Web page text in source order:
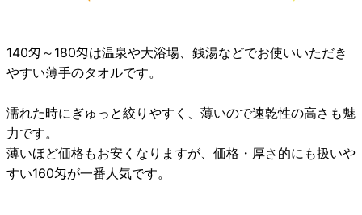
140匁～180匁は温泉や大浴場、銭湯などでお使いいただき
やすい薄手のタオルです。
濡れた時にぎゅっと絞りやすく、薄いので速乾性の高さも魅
力です。
薄いほど価格もお安くなりますが、価格・厚さ的にも扱いや
すい160匁が一番人気です。